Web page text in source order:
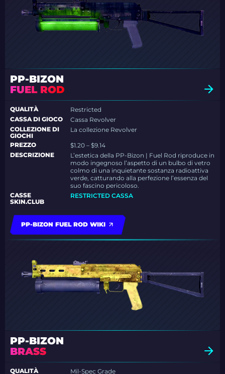
PP-BIZON
FUEL ROD
QUALITÀ
Restricted
CASSA DI GIOCO
Cassa Revolver
COLLEZIONE DI
GIOCHI
La collezione Revolver
PREZZO
$1.20 – $9.14
DESCRIZIONE
L’estetica della PP-Bizon | Fuel Rod riproduce in
modo ingegnoso l’aspetto di un bulbo di vetro
colmo di una inquietante sostanza radioattiva
verde, catturando alla perfezione l’essenza del
suo fascino pericoloso.
CASSE
SKIN.CLUB
RESTRICTED CASSA
PP-BIZON FUEL ROD WIKI
PP-BIZON
BRASS
QUALITÀ Mil-Spec Grade